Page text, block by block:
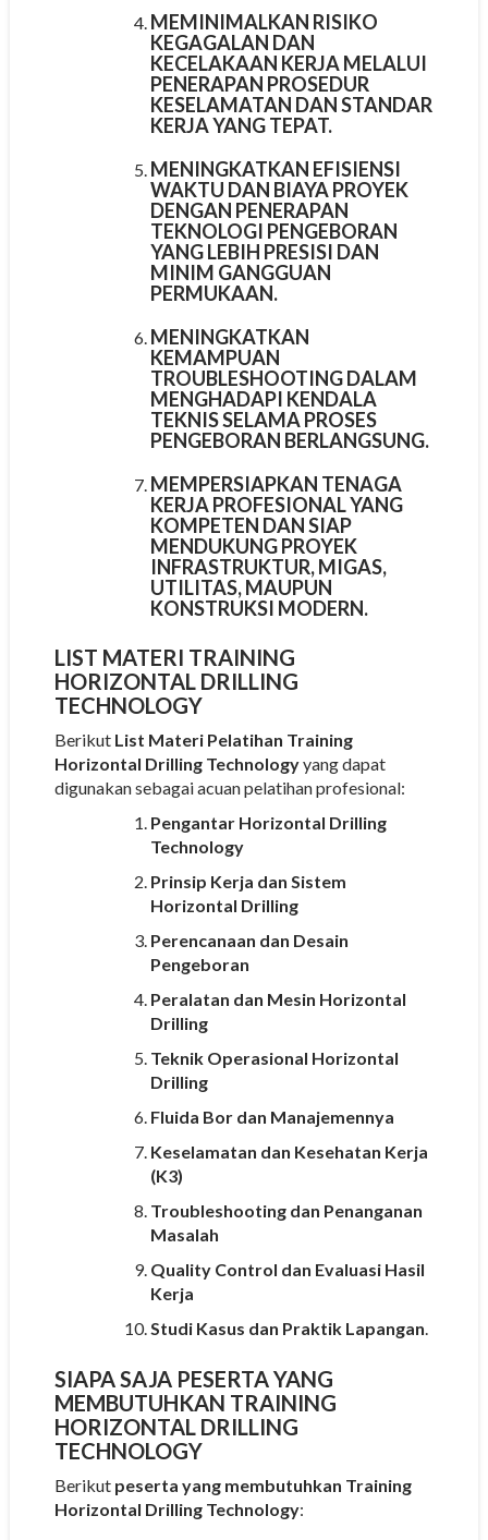
MEMINIMALKAN RISIKO
KEGAGALAN DAN
KECELAKAAN KERJAMELALUI
PENERAPAN PROSEDUR
KESELAMATAN DAN STANDAR
KERJA YANG TEPAT.
MENINGKATKAN EFISIENSI
WAKTU DAN BIAYA PROYEK
DENGAN PENERAPAN
TEKNOLOGI PENGEBORAN
YANG LEBIH PRESISI DAN
MINIM GANGGUAN
PERMUKAAN.
MENINGKATKAN
KEMAMPUAN
TROUBLESHOOTINGDALAM
MENGHADAPI KENDALA
TEKNIS SELAMA PROSES
PENGEBORAN BERLANGSUNG.
MEMPERSIAPKAN TENAGA
KERJA PROFESIONALYANG
KOMPETEN DAN SIAP
MENDUKUNG PROYEK
INFRASTRUKTUR, MIGAS,
UTILITAS, MAUPUN
KONSTRUKSI MODERN.
LIST MATERI TRAINING
HORIZONTAL DRILLING
TECHNOLOGY
Berikut List Materi Pelatihan Training
Horizontal Drilling Technologyyang dapat
digunakan sebagai acuan pelatihan profesional:
Pengantar Horizontal Drilling
Technology
Prinsip Kerja dan Sistem
Horizontal Drilling
Perencanaan dan Desain
Pengeboran
Peralatan dan Mesin Horizontal
Drilling
Teknik Operasional Horizontal
Drilling
Fluida Bor dan Manajemennya
Keselamatan dan Kesehatan Kerja
(K3)
Troubleshooting dan Penanganan
Masalah
Quality Control dan Evaluasi Hasil
Kerja
Studi Kasus dan Praktik Lapangan.
SIAPA SAJA PESERTA YANG
MEMBUTUHKAN TRAINING
HORIZONTAL DRILLING
TECHNOLOGY
Berikut peserta yang membutuhkan Training
Horizontal Drilling Technology: